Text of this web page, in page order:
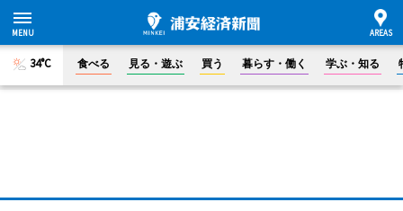
34°C 食べる 見る・遊ぶ 買う 暮らす・働く 学ぶ・知る